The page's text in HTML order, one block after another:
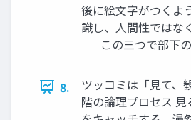
後に絵文字がつくよ
識し、人間性ではな
——この三つで部下の
8.
ツッコミは「見て、
階の論理プロセス